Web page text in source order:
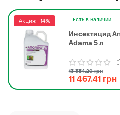
Акция: -14% Есть в наличии
Инсектицид
Adama 5 л
13 334.20 грн
11 467.41 грн